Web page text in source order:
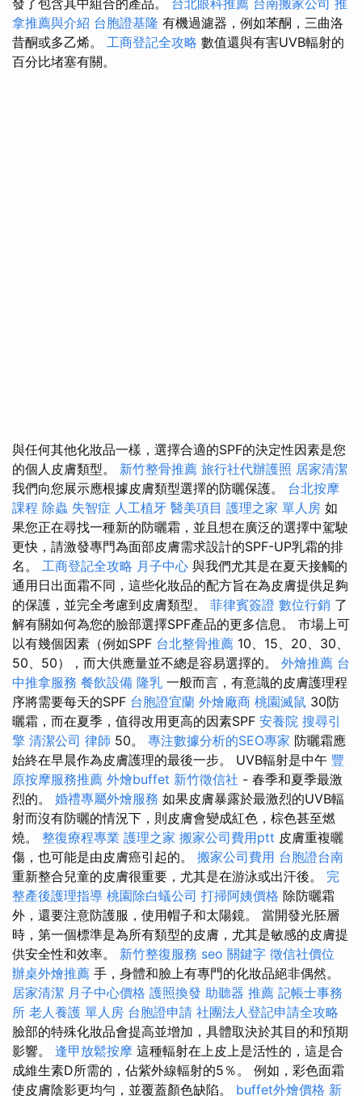
發了包含其中組合的產品。 台北眼科推薦 台南搬家公司 推
拿推薦與介紹 台胞證基隆 有機過濾器，例如苯酮，三曲洛
昔酮或多乙烯。 工商登記全攻略 數值還與有害UVB輻射的
百分比堵塞有關。
與任何其他化妝品一樣，選擇合適的SPF的決定性因素是您
的個人皮膚類型。 新竹整骨推薦 旅行社代辦護照 居家清潔
我們向您展示應根據皮膚類型選擇的防曬保護。 台北按摩
課程 除蟲 失智症 人工植牙 醫美項目 護理之家 單人房 如
果您正在尋找一種新的防曬霜，並且想在廣泛的選擇中駕駛
更快，請激發專門為面部皮膚需求設計的SPF-UP乳霜的排
名。 工商登記全攻略 月子中心 與我們尤其是在夏天接觸的
通用日出面霜不同，這些化妝品的配方旨在為皮膚提供足夠
的保護，並完全考慮到皮膚類型。 菲律賓簽證 數位行銷 了
解有關如何為您的臉部選擇SPF產品的更多信息。 市場上可
以有幾個因素（例如SPF 台北整骨推薦 10、15、20、30、
50、50），而大供應量並不總是容易選擇的。 外燴推薦 台
中推拿服務 餐飲設備 隆乳 一般而言，有意識的皮膚護理程
序將需要每天的SPF 台胞證宜蘭 外燴廠商 桃園滅鼠 30防
曬霜，而在夏季，值得改用更高的因素SPF 安養院 搜尋引
擎 清潔公司 律師 50。 專注數據分析的SEO專家 防曬霜應
始終在早晨作為皮膚護理的最後一步。 UVB輻射是中午 豐
原按摩服務推薦 外燴buffet 新竹徵信社 - 春季和夏季最激
烈的。 婚禮專屬外燴服務 如果皮膚暴露於最激烈的UVB輻
射而沒有防曬的情況下，則皮膚會變成紅色，棕色甚至燃
燒。 整復療程專業 護理之家 搬家公司費用ptt 皮膚重複曬
傷，也可能是由皮膚癌引起的。 搬家公司費用 台胞證台南
重新整合兒童的皮膚很重要，尤其是在游泳或出汗後。 完
整產後護理指導 桃園除白蟻公司 打掃阿姨價格 除防曬霜
外，還要注意防護服，使用帽子和太陽鏡。 當開發光胚層
時，第一個標準是為所有類型的皮膚，尤其是敏感的皮膚提
供安全性和效率。 新竹整復服務 seo 關鍵字 徵信社價位
辦桌外燴推薦 手，身體和臉上有專門的化妝品絕非偶然。
居家清潔 月子中心價格 護照換發 助聽器 推薦 記帳士事務
所 老人養護 單人房 台胞證申請 社團法人登記申請全攻略
臉部的特殊化妝品會提高並增加，具體取決於其目的和預期
影響。 逢甲放鬆按摩 這種輻射在上皮上是活性的，這是合
成維生素D所需的，佔紫外線輻射的5％。 例如，彩色面霜
使皮膚陰影更均勻，並覆蓋顏色缺陷。 buffet外燴價格 新